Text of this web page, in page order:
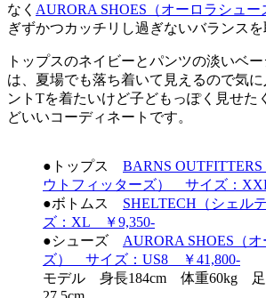
なく AURORA SHOES（オーロラシュー
ぎずかつカッチリし過ぎないバランスを
トップスのネイビーとパンツの淡いベ
は、夏場でも落ち着いて見えるので気
ントTを着たいけど子どもっぽく見せた
どいいコーディネートです。
●トップス BARNS
ウトフィッターズ） サイズ：
●ボトムス SHELTECH（シェル
ズ：XL ￥9,350-
●シューズ AURORA SHOES（
ズ） サイズ：US8 ￥41,800-
モデル 身長184cm 体重60kg 足